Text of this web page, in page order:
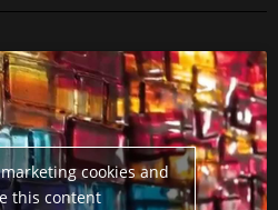
cookies and
this content